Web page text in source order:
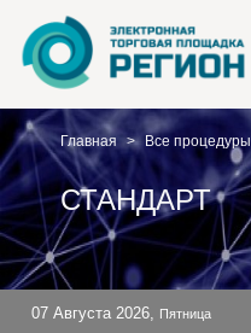
Главная > Все процедуры
СТАНДАРТ
07 Августа 2026, Пятница